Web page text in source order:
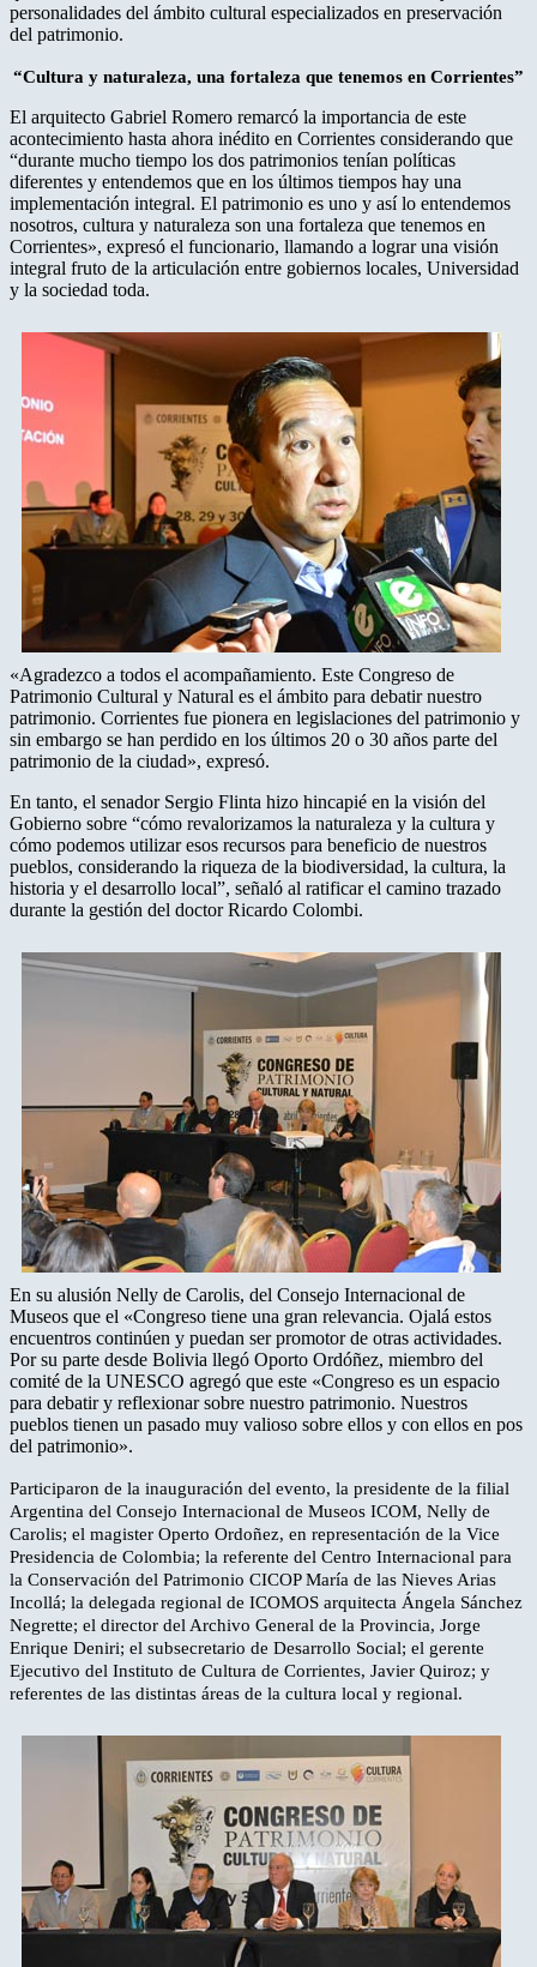
personalidades del ámbito cultural especializados en preservación
del patrimonio.
“Cultura y naturaleza, una fortaleza que tenemos en Corrientes”
El arquitecto Gabriel Romero remarcó la importancia de este
acontecimiento hasta ahora inédito en Corrientes considerando que
“durante mucho tiempo los dos patrimonios tenían políticas
diferentes y entendemos que en los últimos tiempos hay una
implementación integral. El patrimonio es uno y así lo entendemos
nosotros, cultura y naturaleza son una fortaleza que tenemos en
Corrientes», expresó el funcionario, llamando a lograr una visión
integral fruto de la articulación entre gobiernos locales, Universidad
y la sociedad toda.
«Agradezco a todos el acompañamiento. Este Congreso de
Patrimonio Cultural y Natural es el ámbito para debatir nuestro
patrimonio. Corrientes fue pionera en legislaciones del patrimonio y
sin embargo se han perdido en los últimos 20 o 30 años parte del
patrimonio de la ciudad», expresó.
En tanto, el senador Sergio Flinta hizo hincapié en la visión del
Gobierno sobre “cómo revalorizamos la naturaleza y la cultura y
cómo podemos utilizar esos recursos para beneficio de nuestros
pueblos, considerando la riqueza de la biodiversidad, la cultura, la
historia y el desarrollo local”, señaló al ratificar el camino trazado
durante la gestión del doctor Ricardo Colombi.
En su alusión Nelly de Carolis, del Consejo Internacional de
Museos que el «Congreso tiene una gran relevancia. Ojalá estos
encuentros continúen y puedan ser promotor de otras actividades.
Por su parte desde Bolivia llegó Oporto Ordóñez, miembro del
comité de la UNESCO agregó que este «Congreso es un espacio
para debatir y reflexionar sobre nuestro patrimonio. Nuestros
pueblos tienen un pasado muy valioso sobre ellos y con ellos en pos
del patrimonio».
Participaron de la inauguración del evento, la presidente de la filial
Argentina del Consejo Internacional de Museos ICOM, Nelly de
Carolis; el magister Operto Ordoñez, en representación de la Vice
Presidencia de Colombia; la referente del Centro Internacional para
la Conservación del Patrimonio CICOP María de las Nieves Arias
Incollá; la delegada regional de ICOMOS arquitecta Ángela Sánchez
Negrette; el director del Archivo General de la Provincia, Jorge
Enrique Deniri; el subsecretario de Desarrollo Social; el gerente
Ejecutivo del Instituto de Cultura de Corrientes, Javier Quiroz; y
referentes de las distintas áreas de la cultura local y regional.